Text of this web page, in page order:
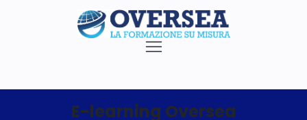
E-learning Oversea